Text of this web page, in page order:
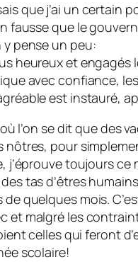
que j’ai un certain
fausse que le
pense un peu:
heureux et engagés
avec confiance,
est instauré,
l’on se dit que des
nôtres, pour
j’éprouve toujours
tas d’êtres
quelques mois.
et malgré les
celles qui feront
scolaire!